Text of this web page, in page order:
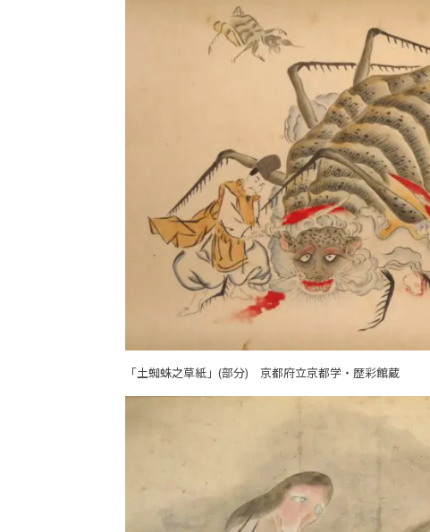
「土蜘蛛之草紙」(部分) 京都府立京都学・歴彩館蔵